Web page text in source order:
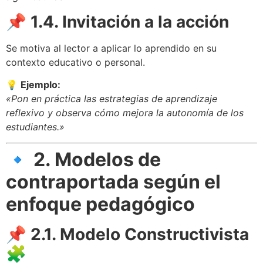
📌 1.4. Invitación a la acción
Se motiva al lector a aplicar lo aprendido en su
contexto educativo o personal.
💡 Ejemplo:
«Pon en práctica las estrategias de aprendizaje
reflexivo y observa cómo mejora la autonomía de los
estudiantes.»
🔹 2. Modelos de
contraportada según el
enfoque pedagógico
📌 2.1. Modelo Constructivista
🧩